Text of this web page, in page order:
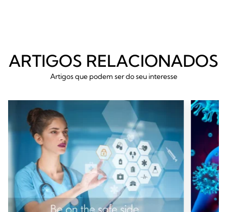
ARTIGOS RELACIONADOS
Artigos que podem ser do seu interesse